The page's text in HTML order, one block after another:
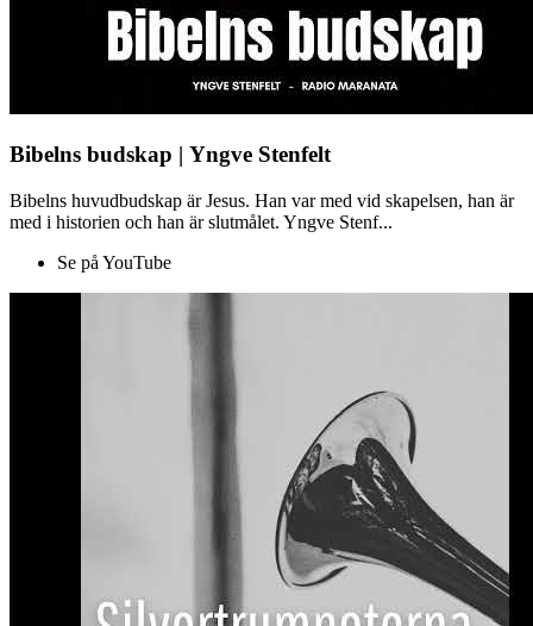
Bibelns budskap | Yngve Stenfelt
Bibelns huvudbudskap är Jesus. Han var med vid skapelsen, han är
med i historien och han är slutmålet. Yngve Stenf...
Se på YouTube